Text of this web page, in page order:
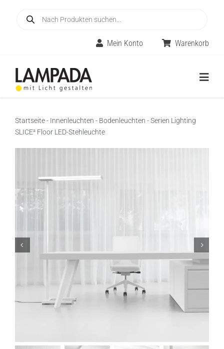
search
Mein Konto Warenkorb
Online-Shop
Außenleuchten
Lichtplanung
Referenzen
Marken
Startseite- Innenleuchten - Bodenleuchten -Serien Lighting
SLICE² Floor LED-Stehleuchte